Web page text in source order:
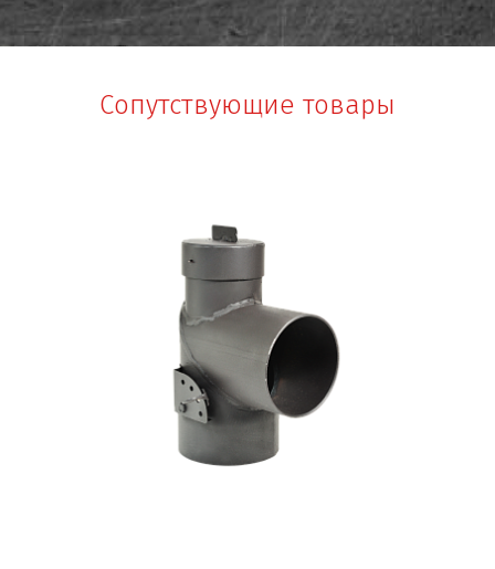
Сопутствующие товары